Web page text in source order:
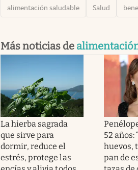
alimentación saludable Salud
Más noticias de
La hierba sagrada
que sirve para
dormir, reduce el
estrés, protege las
52 años:
huevos,
pan de